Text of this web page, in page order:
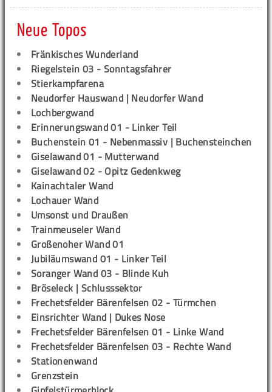
Neue Topos
Fränkisches Wunderland
Riegelstein 03 - Sonntagsfahrer
Stierkampfarena
Neudorfer Hauswand | Neudorfer Wand
Lochbergwand
Erinnerungswand 01 - Linker Teil
Buchenstein 01 - Nebenmassiv | Buchensteinchen
Giselawand 01 - Mutterwand
Giselawand 02 - Opitz Gedenkweg
Kainachtaler Wand
Lochauer Wand
Umsonst und Draußen
Trainmeuseler Wand
Großenoher Wand 01
Jubiläumswand 01 - Linker Teil
Soranger Wand 03 - Blinde Kuh
Bröseleck | Schlusssektor
Frechetsfelder Bärenfelsen 02 - Türmchen
Einsrichter Wand | Dukes Nose
Frechetsfelder Bärenfelsen 01 - Linke Wand
Frechetsfelder Bärenfelsen 03 - Rechte Wand
Stationenwand
Grenzstein